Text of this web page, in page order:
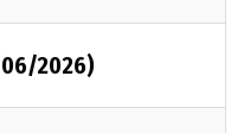
2026)